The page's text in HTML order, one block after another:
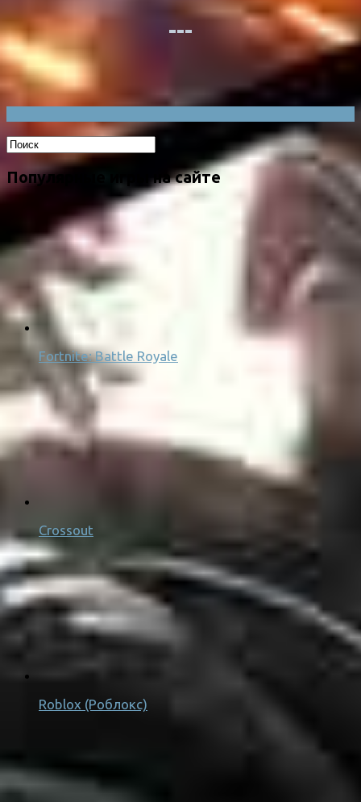
Популярные игры на сайте
Fortnite: Battle Royale
Crossout
Roblox (Роблокс)